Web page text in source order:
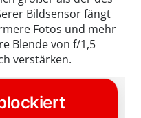
Bildsensor fängt
Fotos und mehr
Blende von f/1,5
verstärken.